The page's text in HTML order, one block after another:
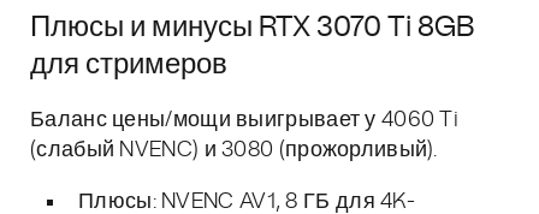
Плюсы и минусы RTX 3070 Ti 8GB
для стримеров
Баланс цены/мощи выигрывает у 4060 Ti
(слабый NVENC) и 3080 (прожорливый).
Плюсы: NVENC AV1, 8 ГБ для 4K-